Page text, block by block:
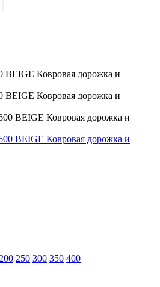
Ковровая дорожка и
Ковровая дорожка и
200 250 300 350 400